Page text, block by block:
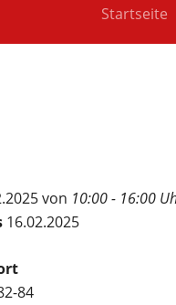
Startseite
von 10:00 - 16:00
16.02.2025
84